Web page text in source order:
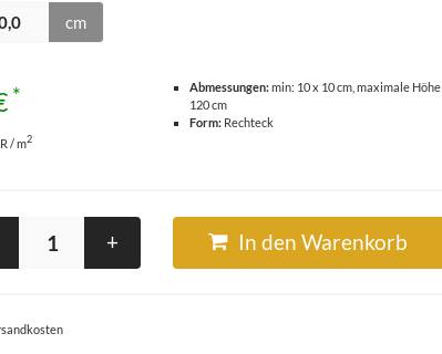
cm
*
/ m2
Abmessungen:min: 10 x 10 cm, maximale Höhe
120 cm
Form: Rechteck
+ In den Warenkorb